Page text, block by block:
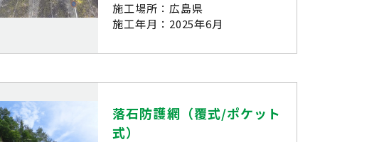
施工場所：広島県
施工年月：2025年6月
落石防護網（覆式/ポケット
式）